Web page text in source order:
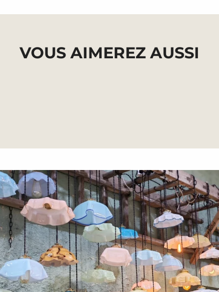
quantity
VOUS AIMEREZ AUSSI